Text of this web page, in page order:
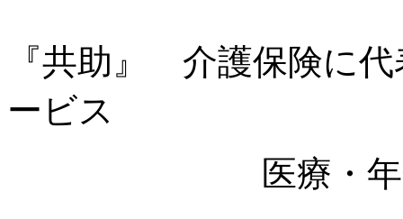
『共助』 介護保険に
ービス
医療・年金・